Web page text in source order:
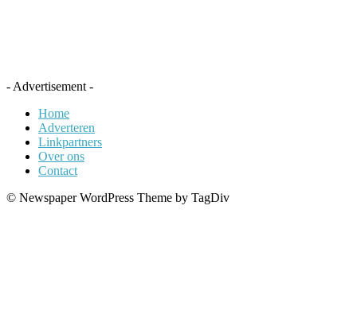
- Advertisement -
Home
Adverteren
Linkpartners
Over ons
Contact
© Newspaper WordPress Theme by TagDiv